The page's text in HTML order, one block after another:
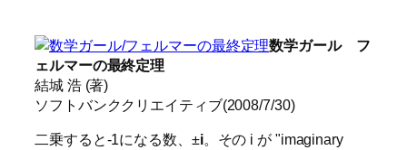
数学ガール フ
ェルマーの最終定理
結城 浩 (著)
ソフトバンククリエイティブ(2008/7/30)
二乗すると-1になる数、±i。その i が "imaginary